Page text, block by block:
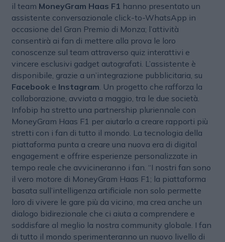
il team MoneyGram Haas F1 hanno presentato un
assistente conversazionale click-to-WhatsApp in
occasione del Gran Premio di Monza; l’attività
consentirà ai fan di mettere alla prova le loro
conoscenze sul team attraverso quiz interattivi e
vincere esclusivi gadget autografati. L’assistente è
disponibile, grazie a un’integrazione pubblicitaria, su
Facebook e Instagram . Un progetto che rafforza la
collaborazione, avviata a maggio, tra le due società.
Infobip ha stretto una partnership pluriennale con
MoneyGram Haas F1 per aiutarlo a creare rapporti più
stretti con i fan di tutto il mondo. La tecnologia della
piattaforma punta a creare una nuova era di digital
engagement e offrire esperienze personalizzate in
tempo reale che avvicineranno i fan. “I nostri fan sono
il vero motore di MoneyGram Haas F1; la piattaforma
basata sull’intelligenza artificiale non solo permette
loro di vivere le gare più da vicino, ma crea anche un
dialogo bidirezionale che ci aiuta a comprendere e
soddisfare al meglio la nostra community globale. I fan
di tutto il mondo sperimenteranno un nuovo livello di